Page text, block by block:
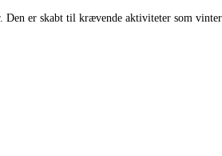
er skabt til krævende aktiviteter som